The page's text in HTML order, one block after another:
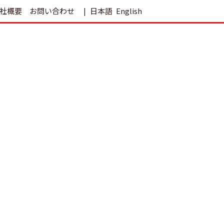
概要 お問い合わせ 日本語 English